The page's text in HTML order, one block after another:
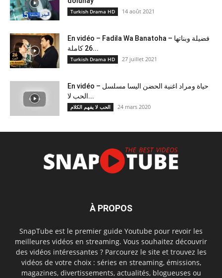
Turkish Drama HD 14 août 2021
En vidéo – Fadila Wa Banatoha – فضيلة وبناتها
26 كاملة...
Turkish Drama HD 27 juillet 2021
En vidéo – حياة ومراد اغنية الحضن اليسا مسلسل
الحب لا...
الحب لا يفهم الكلام 24 mars 2020
À PROPOS
SnapTube est le premier guide Youtube pour revoir les
meilleures vidéos en streaming. Vous souhaitez découvrir
des vidéos intéressantes ? Parcourez le site et trouvez les
vidéos de votre choix : séries en streaming, émissions,
magazines, divertissements, actualités, blogueuses ou